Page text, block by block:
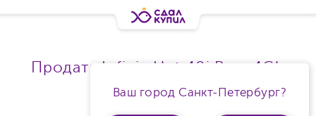
Ваш город Санкт-Петербург?
Продать Infinix Hot 40i Ram 4Gb